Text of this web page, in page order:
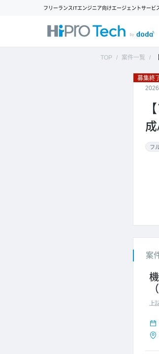
フリーランスITエンジニア向けエージェントサービ
TOP 案件一覧
募集終
フ
案
上